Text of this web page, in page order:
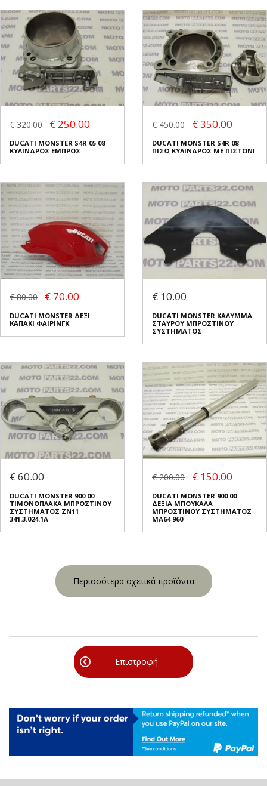
€ 320.00 € 250.00
DUCATI MONSTER S4R 05 08
ΚΥΛΙΝΔΡΟΣ ΕΜΠΡΟΣ
€ 450.00 € 350.00
DUCATI MONSTER S4R 08
ΠΙΣΩ ΚΥΛΙΝΔΡΟΣ ΜΕ ΠΙΣΤΟΝΙ
€ 80.00 € 70.00
DUCATI MONSTER ΔΕΞΙ
ΚΑΠΑΚΙ ΦΑΙΡΙΝΓΚ
€ 10.00
DUCATI MONSTER ΚΑΛΥΜΜΑ
ΣΤΑΥΡΟΥ ΜΠΡΟΣΤΙΝΟΥ
ΣΥΣΤΗΜΑΤΟΣ
€ 60.00
DUCATI MONSTER 900 00
ΤΙΜΟΝΟΠΛΑΚΑ ΜΠΡΟΣΤΙΝΟΥ
ΣΥΣΤΗΜΑΤΟΣ ZN11
341.3.024.1A
€ 200.00 € 150.00
DUCATI MONSTER 900 00
ΔΕΞΙΑ ΜΠΟΥΚΑΛΑ
ΜΠΡΟΣΤΙΝΟΥ ΣΥΣΤΗΜΑΤΟΣ
MA64 960
Περισσότερα σχετικά προϊόντα
Επιστροφή